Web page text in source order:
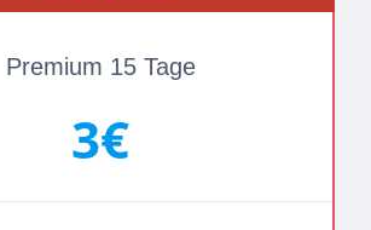
Premium 15 Tage
3€